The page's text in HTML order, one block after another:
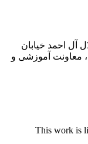
آل احمد خیابان
طبقه چهارم، معاونت آموزشی و
This work